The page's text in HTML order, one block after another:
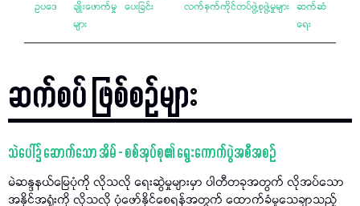
ဥပဒေ
ချိုးဖောက်မှု
များ
ပေးခြင်း
လက်နက်ကိုင်တပ်ဖွဲ့စုဖွဲ့မှုများ ဆက်ဆံ
ရေး
ဆက်စပ် ဖြစ်စဉ်များ
သဲပေါ်၌ ဆောက်သော အိမ် - စစ်အုပ်စု၏ ရွေးကောက်ပွဲအစီအစဉ်
မဲဆန္ဒနယ်မြေပုံကို လိုသလို​ ရေးဆွဲမှုများမှာ ပါတီတခုအတွက် လိုအပ်သော
အနိုင်အရှုံးကို လိုသလို ပုံဖော်နိုင်စေရန်အတွက် ထောက်ခံမှုသေချာသည့်